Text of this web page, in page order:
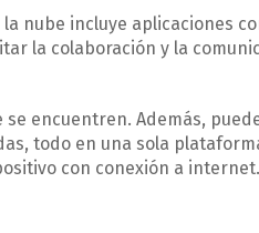
nube incluye aplicaciones
la colaboración y la
encuentren. Además,
todo en una sola
con conexión a internet.